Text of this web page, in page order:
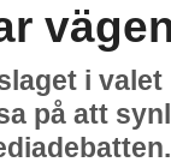
i valet
på att